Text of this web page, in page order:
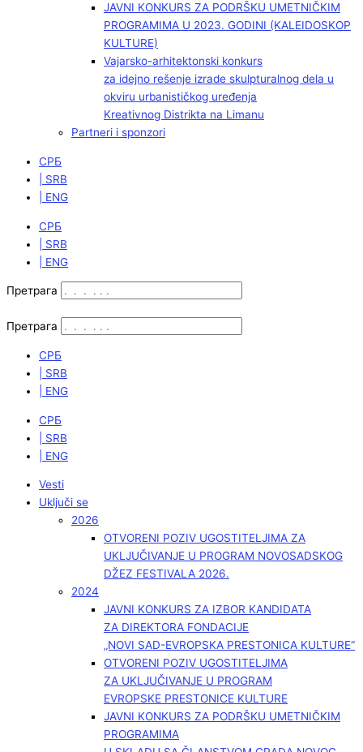
JAVNI KONKURS ZA PODRŠKU UMETNIČKIM
PROGRAMIMA U 2023. GODINI (KALEIDOSKOP
KULTURE)
Vajarsko-arhitektonski konkurs
za idejno rešenje izrade skulpturalnog dela u
okviru urbanističkog uređenja
Kreativnog Distrikta na Limanu
Partneri i sponzori
СРБ
| SRB
| ENG
СРБ
| SRB
| ENG
Претрага
Претрага
СРБ
| SRB
| ENG
СРБ
| SRB
| ENG
Vesti
Uključi se
2026
OTVORENI POZIV UGOSTITELJIMA ZA
UKLJUČIVANJE U PROGRAM NOVOSADSKOG
DŽEZ FESTIVALA 2026.
2024
JAVNI KONKURS ZA IZBOR KANDIDATA
ZA DIREKTORA FONDACIJE
„NOVI SAD-EVROPSKA PRESTONICA KULTURE“
OTVORENI POZIV UGOSTITELJIMA
ZA UKLJUČIVANJE U PROGRAM
EVROPSKE PRESTONICE KULTURE
JAVNI KONKURS ZA PODRŠKU UMETNIČKIM
PROGRAMIMA